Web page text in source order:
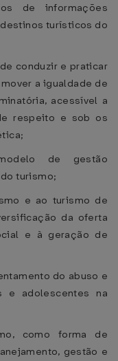
de informações
turísticos do
conduzir e praticar
a igualdade de
acessível a
respeito e sob os
de gestão
turismo;
e ao turismo de
da oferta
e à geração de
do abuso e
e adolescentes na
como forma de
gestão e